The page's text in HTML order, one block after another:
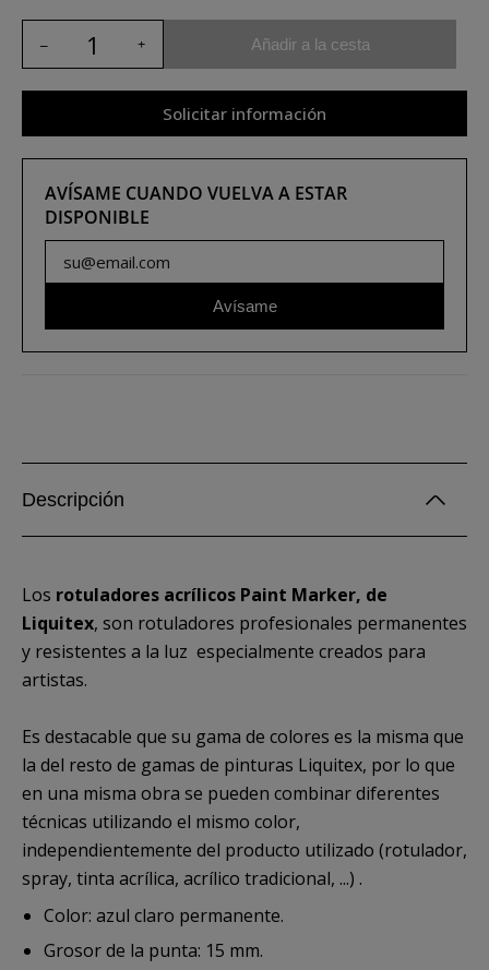
Añadir a la cesta
Solicitar información
AVÍSAME CUANDO VUELVA A ESTAR
DISPONIBLE
Avísame
Descripción
Los rotuladores acrílicos Paint Marker, de
Liquitex, son rotuladores profesionales permanentes
y resistentes a la luz especialmente creados para
artistas.
Es destacable que su gama de colores es la misma que
la del resto de gamas de pinturas Liquitex, por lo que
en una misma obra se pueden combinar diferentes
técnicas utilizando el mismo color,
independientemente del producto utilizado (rotulador,
spray, tinta acrílica, acrílico tradicional, ...) .
Color: azul claro permanente.
Grosor de la punta: 15 mm.